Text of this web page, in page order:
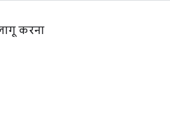
करना